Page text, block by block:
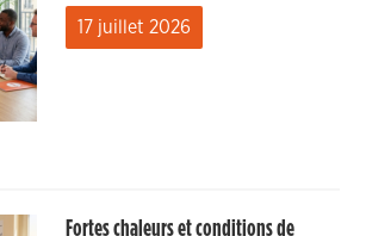
17 juillet 2026
Fortes chaleurs et conditions de